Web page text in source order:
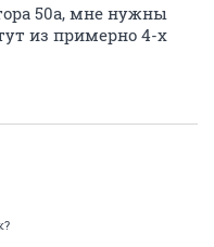
50а, мне нужны
из примерно 4-х